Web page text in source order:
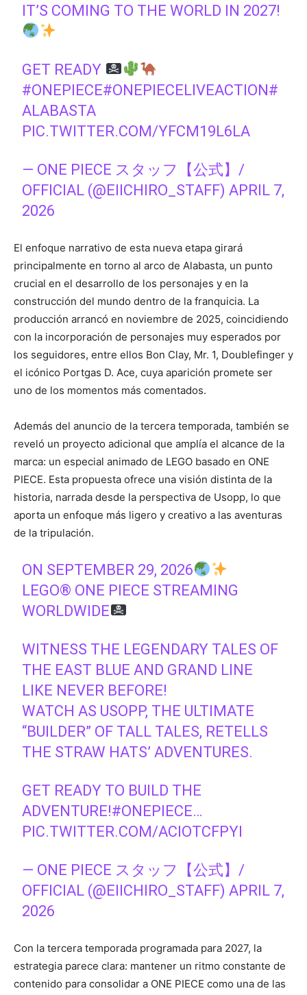
IT’S COMING TO THE WORLD IN 2027!
GET READY
#ONEPIECE#ONEPIECELIVEACTION#
ALABASTA
PIC.TWITTER.COM/YFCM19L6LA
— ONE PIECE スタッフ【公式】/
OFFICIAL (@EIICHIRO_STAFF)APRIL 7,
2026
El enfoque narrativo de esta nueva etapa girará
principalmente en torno al arco de Alabasta, un punto
crucial en el desarrollo de los personajes y en la
construcción del mundo dentro de la franquicia. La
producción arrancó en noviembre de 2025, coincidiendo
con la incorporación de personajes muy esperados por
los seguidores, entre ellos Bon Clay, Mr. 1, Doublefinger y
el icónico Portgas D. Ace, cuya aparición promete ser
uno de los momentos más comentados.
Además del anuncio de la tercera temporada, también se
reveló un proyecto adicional que amplía el alcance de la
marca: un especial animado de LEGO basado en ONE
PIECE. Esta propuesta ofrece una visión distinta de la
historia, narrada desde la perspectiva de Usopp, lo que
aporta un enfoque más ligero y creativo a las aventuras
de la tripulación.
ON SEPTEMBER 29, 2026
LEGO® ONE PIECE STREAMING
WORLDWIDE
WITNESS THE LEGENDARY TALES OF
THE EAST BLUE AND GRAND LINE
LIKE NEVER BEFORE!
WATCH AS USOPP, THE ULTIMATE
“BUILDER” OF TALL TALES, RETELLS
THE STRAW HATS’ ADVENTURES.
GET READY TO BUILD THE
ADVENTURE!#ONEPIECE…
PIC.TWITTER.COM/ACIOTCFPYI
— ONE PIECE スタッフ【公式】/
OFFICIAL (@EIICHIRO_STAFF)APRIL 7,
2026
Con la tercera temporada programada para 2027, la
estrategia parece clara: mantener un ritmo constante de
contenido para consolidar a ONE PIECE como una de las